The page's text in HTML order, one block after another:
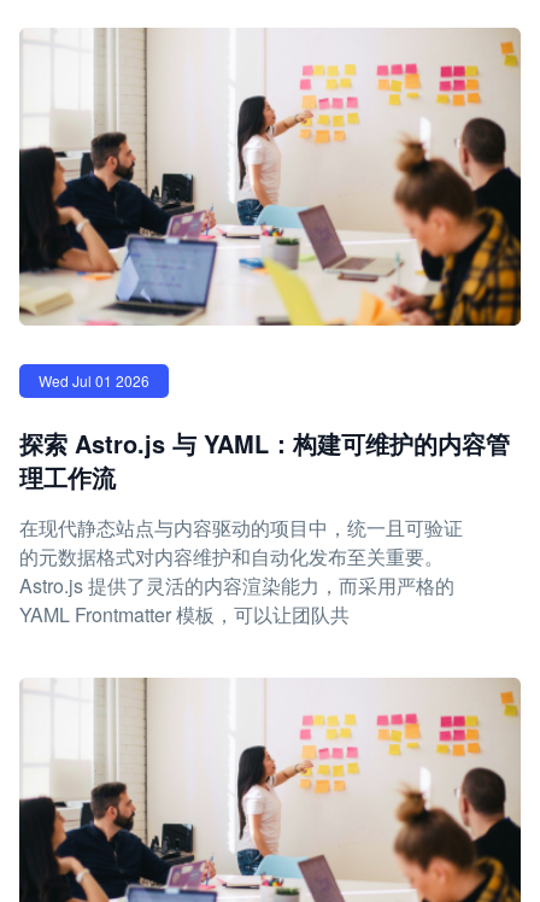
Wed Jul 01 2026
探索 Astro.js 与 YAML：构建可维护的内容管
理工作流
在现代静态站点与内容驱动的项目中，统一且可验证
的元数据格式对内容维护和自动化发布至关重要。
Astro.js 提供了灵活的内容渲染能力，而采用严格的
YAML Frontmatter 模板，可以让团队共